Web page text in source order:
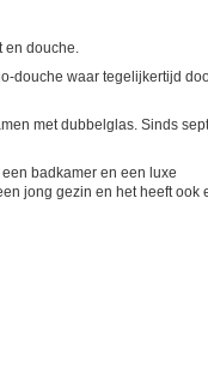
en douche.
douche waar tegelijkertijd
met dubbelglas. Sinds
badkamer en een luxe
jong gezin en het heeft ook